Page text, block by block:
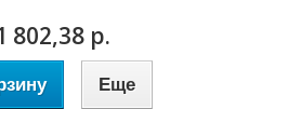
802,38 р.
Еще